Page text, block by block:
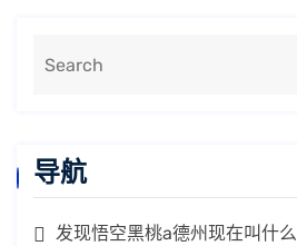
导航
发现悟空黑桃a德州现在叫什么